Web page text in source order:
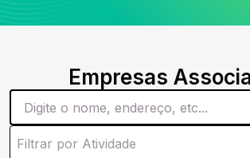
Empresas
Filtrar por Atividade